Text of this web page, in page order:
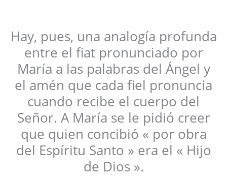
Hay, pues, una analogía profunda
entre el fiat pronunciado por
María a las palabras del Ángel y
el amén que cada fiel pronuncia
cuando recibe el cuerpo del
Señor. A María se le pidió creer
que quien concibió « por obra
del Espíritu Santo » era el « Hijo
de Dios ».